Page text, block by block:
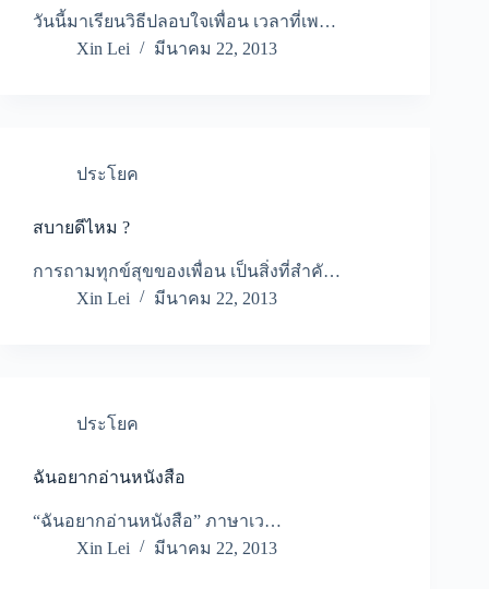
วันนี้มาเรียนวิธีปลอบใจเพื่อน เวลาที่เพ…
Xin Lei
มีนาคม 22, 2013
ประโยค
สบายดีไหม ?
การถามทุกข์สุขของเพื่อน เป็นสิ่งที่สำคั…
Xin Lei
มีนาคม 22, 2013
ประโยค
ฉันอยากอ่านหนังสือ
“ฉันอยากอ่านหนังสือ” ภาษาเว…
Xin Lei
มีนาคม 22, 2013